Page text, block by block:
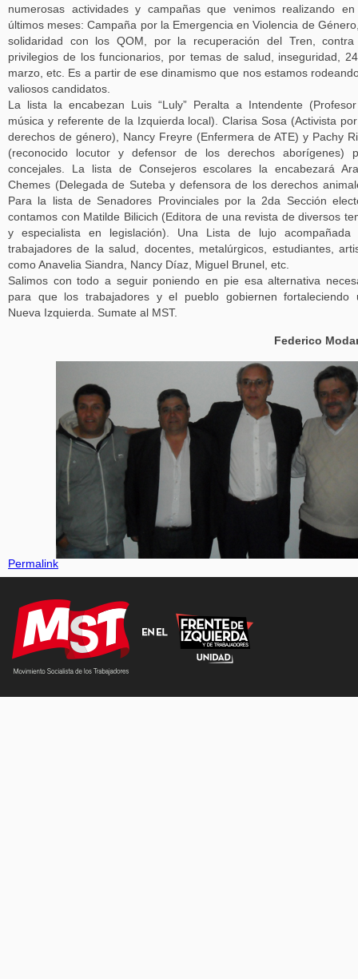
numerosas actividades y campañas que venimos realizando
últimos meses: Campaña por la Emergencia en Violencia de
solidaridad con los QOM, por la recuperación del Tren, contra
privilegios de los funcionarios, por temas de salud, inseguridad,
marzo, etc. Es a partir de ese dinamismo que nos estamos
valiosos candidatos.
La lista la encabezan Luis “Luly” Peralta a Intendente
música y referente de la Izquierda local). Clarisa Sosa (Activista
derechos de género), Nancy Freyre (Enfermera de ATE) y Pachy
(reconocido locutor y defensor de los derechos aborígenes)
concejales. La lista de Consejeros escolares la encabezará
Chemes (Delegada de Suteba y defensora de los derechos
Para la lista de Senadores Provinciales por la 2da Sección
contamos con Matilde Bilicich (Editora de una revista de diversos
y especialista en legislación). Una Lista de lujo acompañada
trabajadores de la salud, docentes, metalúrgicos, estudiantes,
como Anavelia Siandra, Nancy Díaz, Miguel Brunel, etc.
Salimos con todo a seguir poniendo en pie esa alternativa
para que los trabajadores y el pueblo gobiernen fortaleciendo
Nueva Izquierda. Sumate al MST.
Federico
Permalink